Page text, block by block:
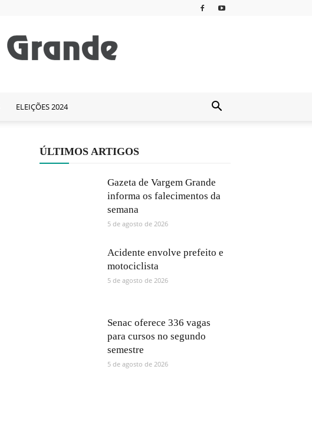
ELEIÇÕES 2024
ÚLTIMOS ARTIGOS
Gazeta de Vargem Grande
informa os falecimentos da
semana
5 de agosto de 2026
Acidente envolve prefeito e
motociclista
5 de agosto de 2026
Senac oferece 336 vagas
para cursos no segundo
semestre
5 de agosto de 2026